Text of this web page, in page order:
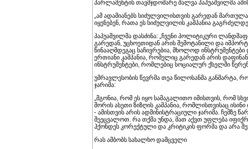
პარლამენტის თავმჯდომარე შალვა პაპუაშვილმა
„ამ ადამიანებს სიძულვილისთვის გარედან
იყენებენ, რათა ეს სიძულვილის კამპანია
პაპუაშვილმა დასძინა: „ჩვენი პოლიტიკური
გარედან, უცხოეთიდან არის შემოტანილი და
წინააღმდეგაც საჩივრებია, მხოლოდ
ერთიანი კამპანია, რომელიც გარედან არის
ინსტრუმენტები, რომლებიც სოციალურ ქსელში
უმრავლესობის წევრმა თეა წილოსანმა განმარტა,
ჯარიმა:
„მგონია, რომ ეს იყო სამაგალითო იმისთვის, რომ
შორის ასეთი ზიზღის კამპანია, რომლისთვისაც
- ამისთვის არის ადმინისტრაციული ჯარიმა. ჩემზე
შეეცვალოთ. რა თქმა უნდა, მათ აქვთ უფლება
ჰქონდეს კორექტული და კრიტიკის ფორმა და არა
რას ამბობს სახალხო დამცველი